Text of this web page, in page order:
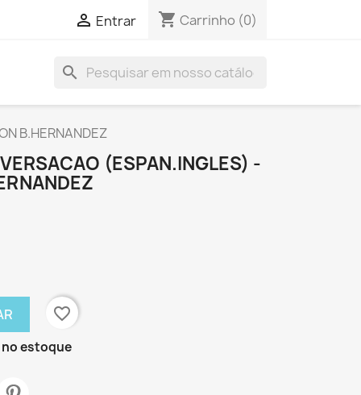
 Entrar shopping_cart Carrinho (0)
search
B.HERNANDEZ
(ESPAN.INGLES) -
favorite_border
estoque